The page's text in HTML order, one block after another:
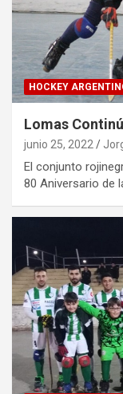
HOCKEY
Lomas
junio 25, 2022
El conjunto
80 Aniversario de